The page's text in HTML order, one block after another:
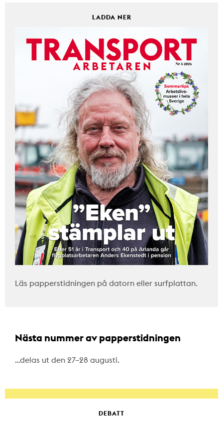
LADDA NER
Läs papperstidningen på datorn eller surfplattan.
Nästa nummer av papperstidningen
…delas ut den 27–28 augusti.
DEBATT